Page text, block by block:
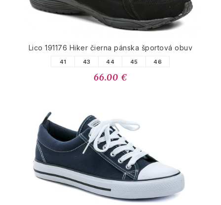
Lico 191176 Hiker čierna pánska športová obuv
41 43 44 45 46
66.00 €